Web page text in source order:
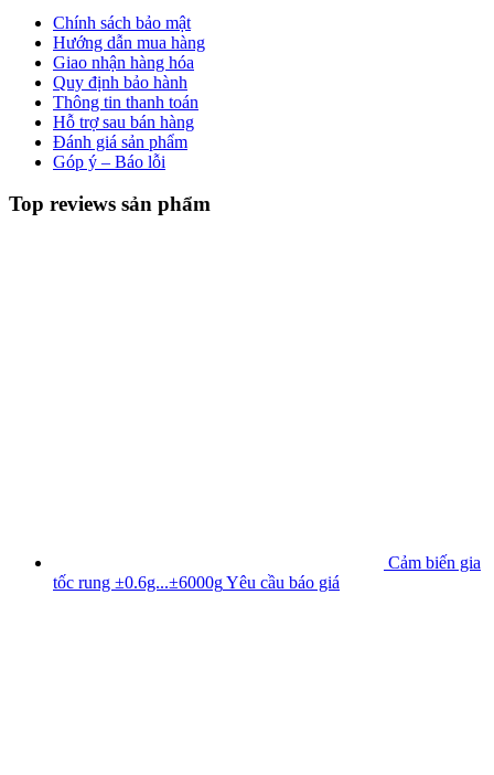
Chính sách bảo mật
Hướng dẫn mua hàng
Giao nhận hàng hóa
Quy định bảo hành
Thông tin thanh toán
Hỗ trợ sau bán hàng
Đánh giá sản phẩm
Góp ý – Báo lỗi
Top reviews sản phẩm
Cảm biến gia
tốc rung ±0.6g...±6000gYêu cầu báo giá